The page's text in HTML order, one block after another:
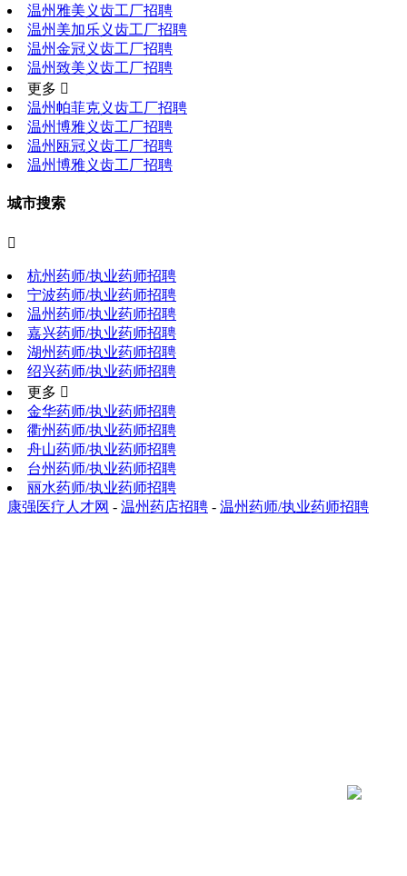
温州雅美义齿工厂招聘
温州美加乐义齿工厂招聘
温州金冠义齿工厂招聘
温州致美义齿工厂招聘
更多 
温州帕菲克义齿工厂招聘
温州博雅义齿工厂招聘
温州瓯冠义齿工厂招聘
温州博雅义齿工厂招聘
城市搜索

杭州药师/执业药师招聘
宁波药师/执业药师招聘
温州药师/执业药师招聘
嘉兴药师/执业药师招聘
湖州药师/执业药师招聘
绍兴药师/执业药师招聘
更多 
金华药师/执业药师招聘
衢州药师/执业药师招聘
舟山药师/执业药师招聘
台州药师/执业药师招聘
丽水药师/执业药师招聘
康强医疗人才网 - 温州药店招聘 - 温州药师/执业药师招聘